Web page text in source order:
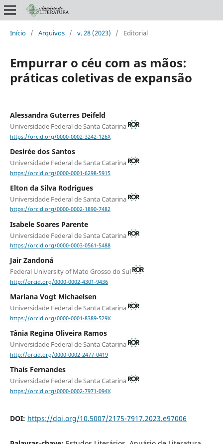
Início / Arquivos / v. 28 (2023) / Editorial
Empurrar o céu com as mãos:
práticas coletivas de expansão
Alessandra Guterres Deifeld
Universidade Federal de Santa Catarina
https://orcid.org/0000-0002-3242-126X
Desirée dos Santos
Universidade Federal de Santa Catarina
https://orcid.org/0000-0001-6298-5915
Elton da Silva Rodrigues
Universidade Federal de Santa Catarina
https://orcid.org/0000-0002-1890-7482
Isabele Soares Parente
Universidade Federal de Santa Catarina
https://orcid.org/0000-0003-0561-5488
Jair Zandoná
Federal University of Mato Grosso do Sul
http://orcid.org/0000-0002-4301-9436
Mariana Vogt Michaelsen
Universidade Federal de Santa Catarina
https://orcid.org/0000-0001-8389-529X
Tânia Regina Oliveira Ramos
Universidade Federal de Santa Catarina
http://orcid.org/0000-0002-2477-0419
Thaís Fernandes
Universidade Federal de Santa Catarina
https://orcid.org/0000-0002-7971-094X
DOI: https://doi.org/10.5007/2175-7917.2023.e97006